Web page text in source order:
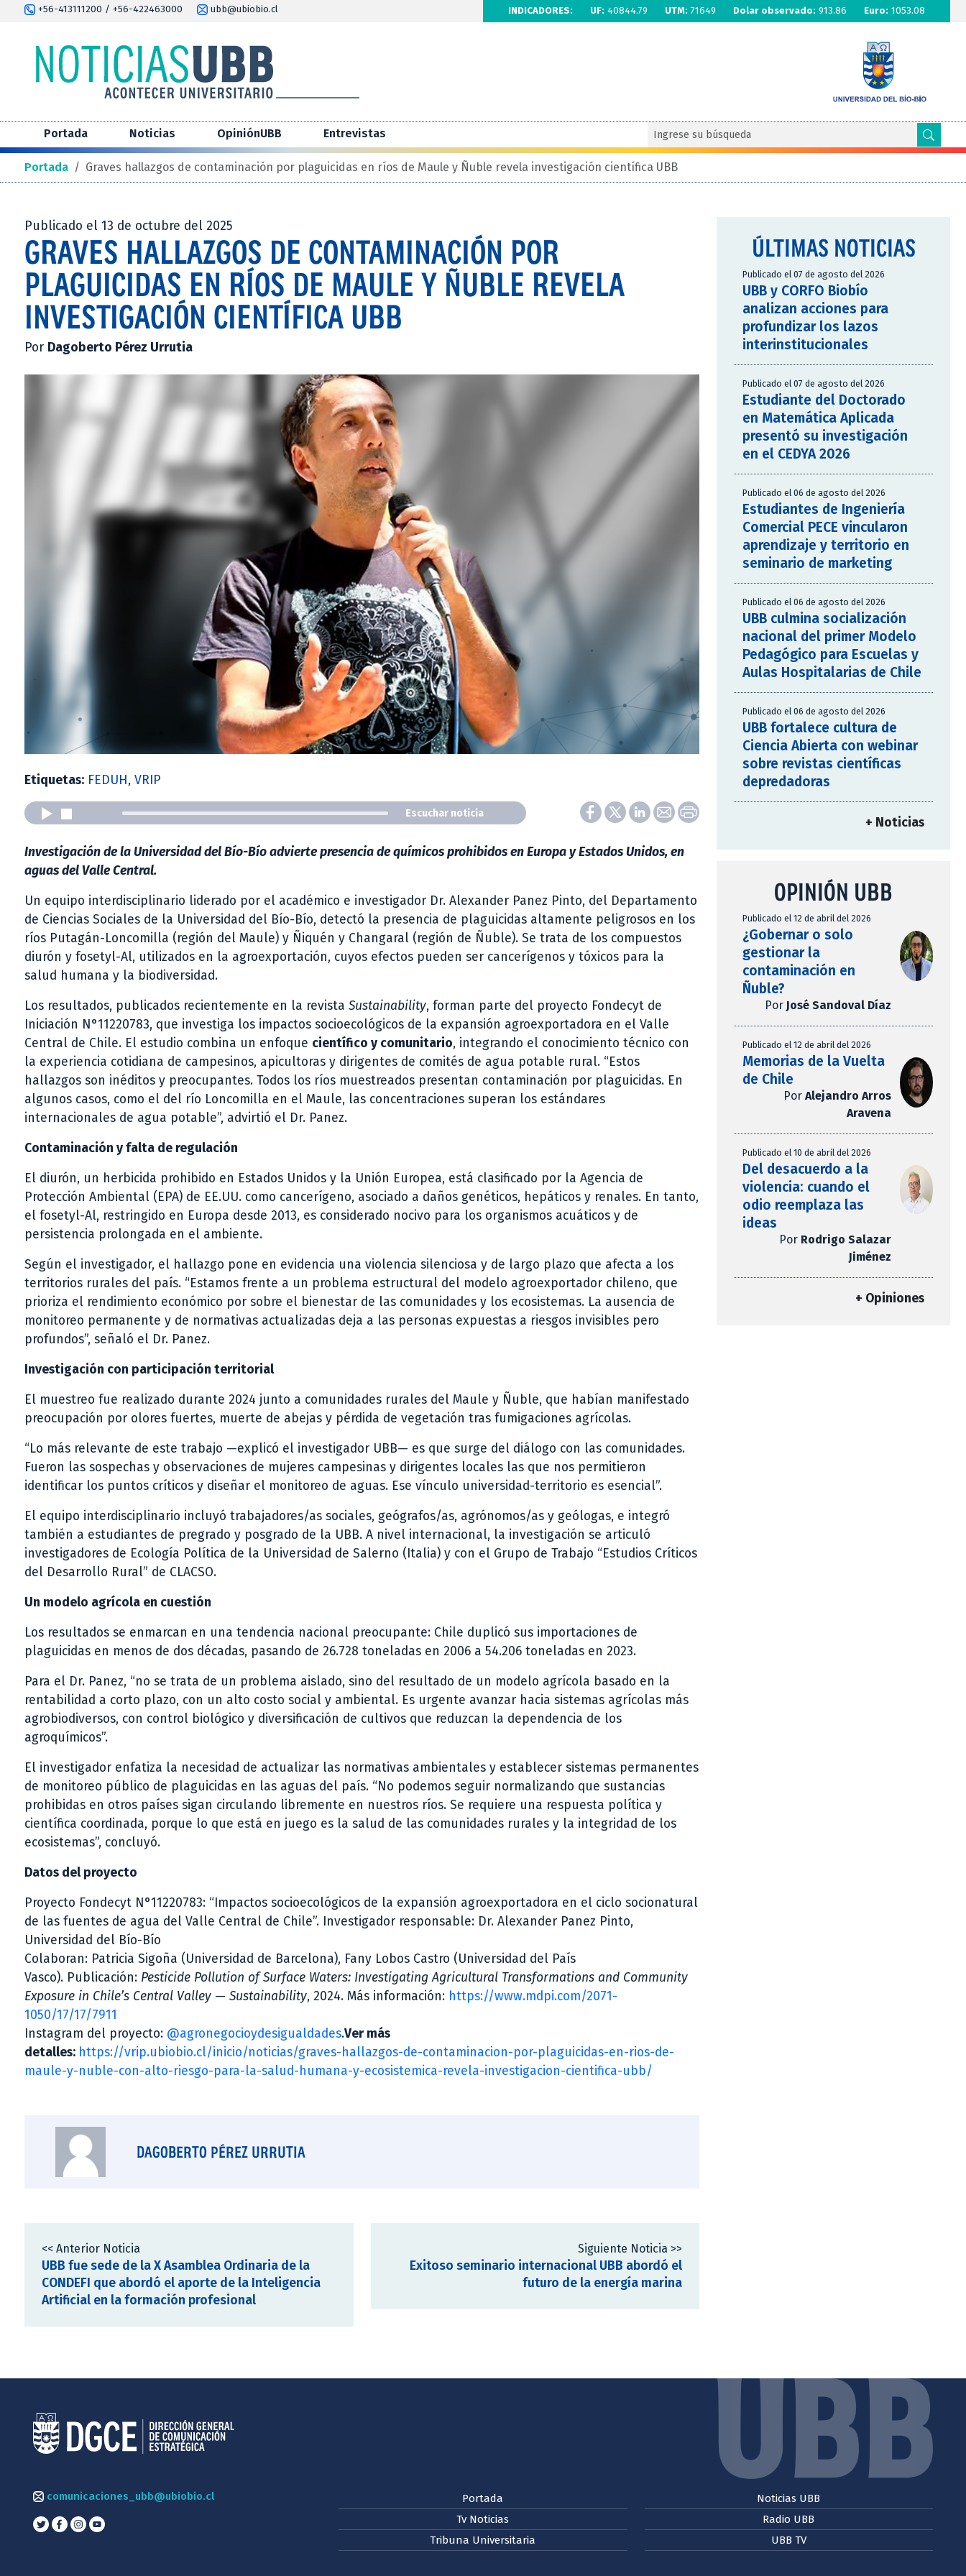
+56-413111200 / +56-422463000 ubb@ubiobio.cl INDICADORES: UF: 40844.79 UTM: 71649 Dolar observado: 913.86 Euro: 1053.08
Portada Noticias OpiniónUBB Entrevistas
Portada / Graves hallazgos de contaminación por plaguicidas en ríos de Maule y Ñuble revela investigación científica UBB
Publicado el 13 de octubre del 2025
GRAVES HALLAZGOS DE CONTAMINACIÓN POR
PLAGUICIDAS EN RÍOS DE MAULE Y ÑUBLE REVELA
INVESTIGACIÓN CIENTÍFICA UBB
Por Dagoberto Pérez Urrutia
Etiquetas: FEDUH, VRIP
Escuchar noticia
Investigación de la Universidad del Bío-Bío advierte presencia de químicos prohibidos en Europa y Estados Unidos, en
aguas del Valle Central.
Un equipo interdisciplinario liderado por el académico e investigador Dr. Alexander Panez Pinto, del Departamento
de Ciencias Sociales de la Universidad del Bío-Bío, detectó la presencia de plaguicidas altamente peligrosos en los
ríos Putagán-Loncomilla (región del Maule) y Ñiquén y Changaral (región de Ñuble). Se trata de los compuestos
diurón y fosetyl-Al, utilizados en la agroexportación, cuyos efectos pueden ser cancerígenos y tóxicos para la
salud humana y la biodiversidad.
Los resultados, publicados recientemente en la revista Sustainability, forman parte del proyecto Fondecyt de
Iniciación N°11220783, que investiga los impactos socioecológicos de la expansión agroexportadora en el Valle
Central de Chile. El estudio combina un enfoque científico y comunitario, integrando el conocimiento técnico con
la experiencia cotidiana de campesinos, apicultoras y dirigentes de comités de agua potable rural. “Estos
hallazgos son inéditos y preocupantes. Todos los ríos muestreados presentan contaminación por plaguicidas. En
algunos casos, como el del río Loncomilla en el Maule, las concentraciones superan los estándares
internacionales de agua potable”, advirtió el Dr. Panez.
Contaminación y falta de regulación
El diurón, un herbicida prohibido en Estados Unidos y la Unión Europea, está clasificado por la Agencia de
Protección Ambiental (EPA) de EE.UU. como cancerígeno, asociado a daños genéticos, hepáticos y renales. En tanto,
el fosetyl-Al, restringido en Europa desde 2013, es considerado nocivo para los organismos acuáticos y de
persistencia prolongada en el ambiente.
Según el investigador, el hallazgo pone en evidencia una violencia silenciosa y de largo plazo que afecta a los
territorios rurales del país. “Estamos frente a un problema estructural del modelo agroexportador chileno, que
prioriza el rendimiento económico por sobre el bienestar de las comunidades y los ecosistemas. La ausencia de
monitoreo permanente y de normativas actualizadas deja a las personas expuestas a riesgos invisibles pero
profundos”, señaló el Dr. Panez.
Investigación con participación territorial
El muestreo fue realizado durante 2024 junto a comunidades rurales del Maule y Ñuble, que habían manifestado
preocupación por olores fuertes, muerte de abejas y pérdida de vegetación tras fumigaciones agrícolas.
“Lo más relevante de este trabajo —explicó el investigador UBB— es que surge del diálogo con las comunidades.
Fueron las sospechas y observaciones de mujeres campesinas y dirigentes locales las que nos permitieron
identificar los puntos críticos y diseñar el monitoreo de aguas. Ese vínculo universidad-territorio es esencial”.
El equipo interdisciplinario incluyó trabajadores/as sociales, geógrafos/as, agrónomos/as y geólogas, e integró
también a estudiantes de pregrado y posgrado de la UBB. A nivel internacional, la investigación se articuló
investigadores de Ecología Política de la Universidad de Salerno (Italia) y con el Grupo de Trabajo “Estudios Críticos
del Desarrollo Rural” de CLACSO.
Un modelo agrícola en cuestión
Los resultados se enmarcan en una tendencia nacional preocupante: Chile duplicó sus importaciones de
plaguicidas en menos de dos décadas, pasando de 26.728 toneladas en 2006 a 54.206 toneladas en 2023.
Para el Dr. Panez, “no se trata de un problema aislado, sino del resultado de un modelo agrícola basado en la
rentabilidad a corto plazo, con un alto costo social y ambiental. Es urgente avanzar hacia sistemas agrícolas más
agrobiodiversos, con control biológico y diversificación de cultivos que reduzcan la dependencia de los
agroquímicos”.
El investigador enfatiza la necesidad de actualizar las normativas ambientales y establecer sistemas permanentes
de monitoreo público de plaguicidas en las aguas del país. “No podemos seguir normalizando que sustancias
prohibidas en otros países sigan circulando libremente en nuestros ríos. Se requiere una respuesta política y
científica coordinada, porque lo que está en juego es la salud de las comunidades rurales y la integridad de los
ecosistemas”, concluyó.
Datos del proyecto
Proyecto Fondecyt N°11220783: “Impactos socioecológicos de la expansión agroexportadora en el ciclo socionatural
de las fuentes de agua del Valle Central de Chile”. Investigador responsable: Dr. Alexander Panez Pinto,
Universidad del Bío-Bío
Colaboran: Patricia Sigoña (Universidad de Barcelona), Fany Lobos Castro (Universidad del País
Vasco). Publicación: Pesticide Pollution of Surface Waters: Investigating Agricultural Transformations and Community
Exposure in Chile’s Central Valley — Sustainability, 2024. Más información: https://www.mdpi.com/2071-
1050/17/17/7911
Instagram del proyecto: @agronegocioydesigualdades.Ver más
detalles: https://vrip.ubiobio.cl/inicio/noticias/graves-hallazgos-de-contaminacion-por-plaguicidas-en-rios-de-
maule-y-nuble-con-alto-riesgo-para-la-salud-humana-y-ecosistemica-revela-investigacion-cientifica-ubb/
DAGOBERTO PÉREZ URRUTIA
<< Anterior Noticia
UBB fue sede de la X Asamblea Ordinaria de la
CONDEFI que abordó el aporte de la Inteligencia
Artificial en la formación profesional
Siguiente Noticia >>
Exitoso seminario internacional UBB abordó el
futuro de la energía marina
ÚLTIMAS NOTICIAS
Publicado el 07 de agosto del 2026
UBB y CORFO Biobío
analizan acciones para
profundizar los lazos
interinstitucionales
Publicado el 07 de agosto del 2026
Estudiante del Doctorado
en Matemática Aplicada
presentó su investigación
en el CEDYA 2026
Publicado el 06 de agosto del 2026
Estudiantes de Ingeniería
Comercial PECE vincularon
aprendizaje y territorio en
seminario de marketing
Publicado el 06 de agosto del 2026
UBB culmina socialización
nacional del primer Modelo
Pedagógico para Escuelas y
Aulas Hospitalarias de Chile
Publicado el 06 de agosto del 2026
UBB fortalece cultura de
Ciencia Abierta con webinar
sobre revistas científicas
depredadoras
+ Noticias
OPINIÓN UBB
Publicado el 12 de abril del 2026
¿Gobernar o solo
gestionar la
contaminación en
Ñuble?
Por José Sandoval Díaz
Publicado el 12 de abril del 2026
Memorias de la Vuelta
de Chile
Por Alejandro Arros
Aravena
Publicado el 10 de abril del 2026
Del desacuerdo a la
violencia: cuando el
odio reemplaza las
ideas
Por Rodrigo Salazar
Jiménez
+ Opiniones
comunicaciones_ubb@ubiobio.cl
Portada
Tv Noticias
Tribuna Universitaria
Noticias UBB
Radio UBB
UBB TV